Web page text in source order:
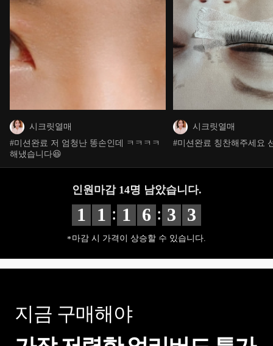
시크릿열매
#미션완료 저 엄청난 똥손인데 ㅋㅋㅋㅋ
해냈습니다😆
시크릿열매
#미션완료 칭찬해주세요
인원마감 14명 남았습니다.
1 1 : 1 6 : 3 2
마감 시 가격이 상승할 수 있습니다.
지금 구매해야